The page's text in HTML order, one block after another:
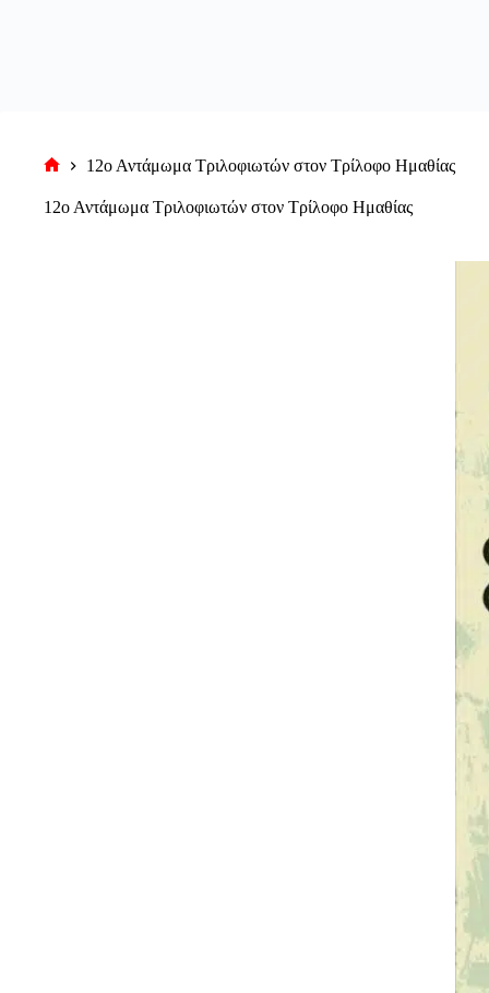
σελίδα
12ο Αντάμωμα Τριλοφιωτών στον Τρίλοφο Ημαθίας
12ο Αντάμωμα Τριλοφιωτών στον Τρίλοφο Ημαθίας